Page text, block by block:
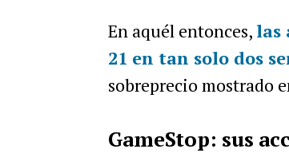
En aquél entonces,las
21 en tan solo dos
sobreprecio mostrado
GameStop: sus